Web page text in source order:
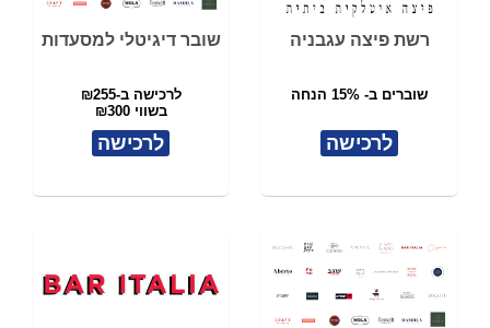
רשת פיצה עגבניה
שוברים ב- 15% הנחה
לרכישה
שובר דיגיטלי למסעדות
לרכישה ב-₪255
בשווי ₪300
לרכישה